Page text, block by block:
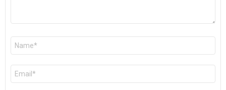
Nom
E-
mail
*